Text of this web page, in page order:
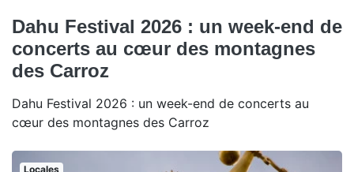
Dahu Festival 2026 : un week-end de
concerts au cœur des montagnes
des Carroz
Dahu Festival 2026 : un week-end de concerts au
cœur des montagnes des Carroz
Locales